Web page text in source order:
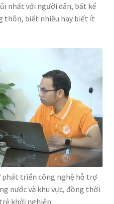
nhất với người dân, bất kể
thôn, biết nhiều hay biết ít
phát triển công nghệ hỗ trợ
nước và khu vực, đồng thời
khởi nghiệp